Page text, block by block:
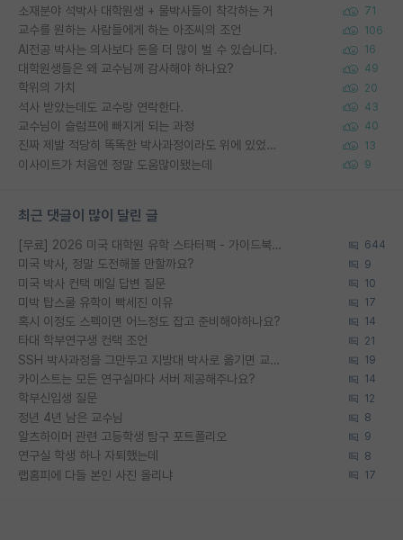
소재분야 석박사 대학원생 + 물박사들이 착각하는 거 71
교수를 원하는 사람들에게 하는 아조씨의 조언 106
AI전공 박사는 의사보다 돈을 더 많이 벌 수 있습니다. 16
대학원생들은 왜 교수님께 감사해야 하나요? 49
학위의 가치 20
석사 받았는데도 교수랑 연락한다. 43
교수님이 슬럼프에 빠지게 되는 과정 40
진짜 제발 적당히 똑똑한 박사과정이라도 위에 있었으면.. 13
이사이트가 처음엔 정말 도움많이됐는데 9
최근 댓글이 많이 달린 글
[무료] 2026 미국 대학원 유학 스타터팩 - 가이드북 & 합격자 컨택메일 템플릿 644
미국 박사, 정말 도전해볼 만할까요? 9
미국 박사 컨택 메일 답변 질문 10
미박 탑스쿨 유학이 빡세진 이유 17
혹시 이정도 스펙이면 어느정도 잡고 준비해야하나요? 14
타대 학부연구생 컨택 조언 21
SSH 박사과정을 그만두고 지방대 박사로 옮기면 교수의 꿈은 끝일까요? 19
카이스트는 모든 연구실마다 서버 제공해주나요? 14
학부신입생 질문 12
정년 4년 남은 교수님 8
알츠하이머 관련 고등학생 탐구 포트폴리오 9
연구실 학생 하나 자퇴했는데 8
랩홈피에 다들 본인 사진 올리냐 17